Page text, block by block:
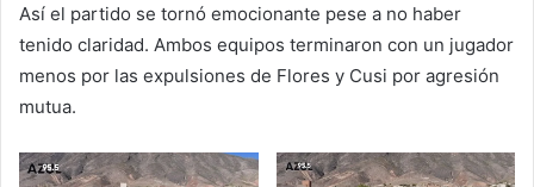
Así el partido se tornó emocionante pese a no haber
tenido claridad. Ambos equipos terminaron con un jugador
menos por las expulsiones de Flores y Cusi por agresión
mutua.